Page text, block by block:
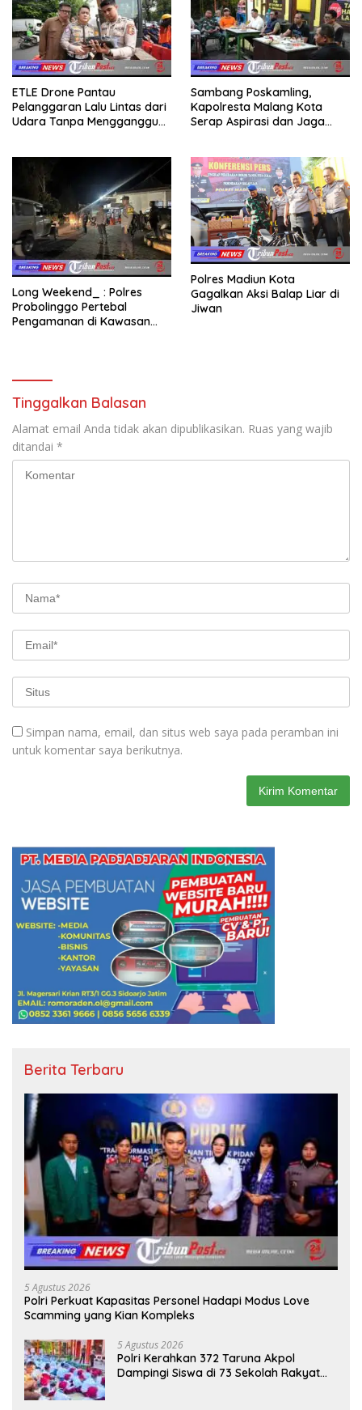
ETLE Drone Pantau
Pelanggaran Lalu Lintas dari
Udara Tanpa Mengganggu
Sambang Poskamling,
Kapolresta Malang Kota
Serap Aspirasi dan Jaga
Long Weekend_ : Polres
Probolinggo Pertebal
Pengamanan di Kawasan
Polres Madiun Kota
Gagalkan Aksi Balap Liar di
Jiwan
Tinggalkan Balasan
Alamat email Anda tidak akan dipublikasikan. Ruas yang wajib
ditandai *
Simpan nama, email, dan situs web saya pada peramban ini
untuk komentar saya berikutnya.
Berita Terbaru
5 Agustus 2026
Polri Perkuat Kapasitas Personel Hadapi Modus Love
Scamming yang Kian Kompleks
5 Agustus 2026
Polri Kerahkan 372 Taruna Akpol
Dampingi Siswa di 73 Sekolah Rakyat